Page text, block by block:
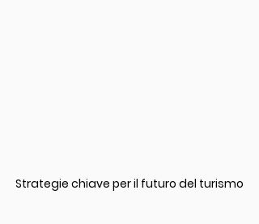
Strategie chiave per il futuro del turismo